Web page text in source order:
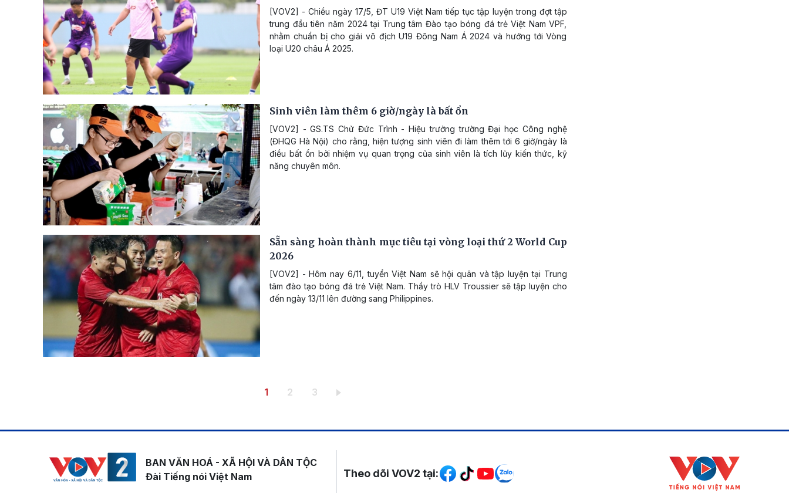
[VOV2] - Chiều ngày 17/5, ĐT U19 Việt Nam tiếp tục tập luyện trong đợt tập
trung đầu tiên năm 2024 tại Trung tâm Đào tạo bóng đá trẻ Việt Nam VPF,
nhằm chuẩn bị cho giải vô địch U19 Đông Nam Á 2024 và hướng tới Vòng
loại U20 châu Á 2025.
Sinh viên làm thêm 6 giờ/ngày là bất ổn
[VOV2] - GS.TS Chử Đức Trình - Hiệu trưởng trường Đại học Công nghệ
(ĐHQG Hà Nội) cho rằng, hiện tượng sinh viên đi làm thêm tới 6 giờ/ngày là
điều bất ổn bởi nhiệm vụ quan trọng của sinh viên là tích lũy kiến thức, kỹ
năng chuyên môn.
Sẵn sàng hoàn thành mục tiêu tại vòng loại thứ 2 World Cup
2026
[VOV2] - Hôm nay 6/11, tuyển Việt Nam sẽ hội quân và tập luyện tại Trung
tâm đào tạo bóng đá trẻ Việt Nam. Thầy trò HLV Troussier sẽ tập luyện cho
đến ngày 13/11 lên đường sang Philippines.
Trang hiện thời
1 Trang
2 Trang
3
BAN VĂN HOÁ - XÃ HỘI VÀ DÂN TỘC
Đài Tiếng nói Việt Nam
Mạng xã hội
Theo dõi VOV2 tại: